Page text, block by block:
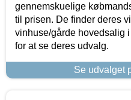
gennemskuelige
til prisen. De finder deres
vinhuse/gårde hovedsalig
for at se deres udvalg.
Se udvalget